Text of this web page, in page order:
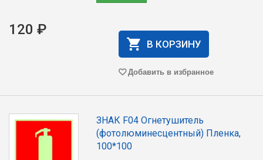
120 ₽
В КОРЗИНУ
Добавить в избранное
ЗНАК F04 Огнетушитель
(фотолюминесцентный) Пленка,
100*100